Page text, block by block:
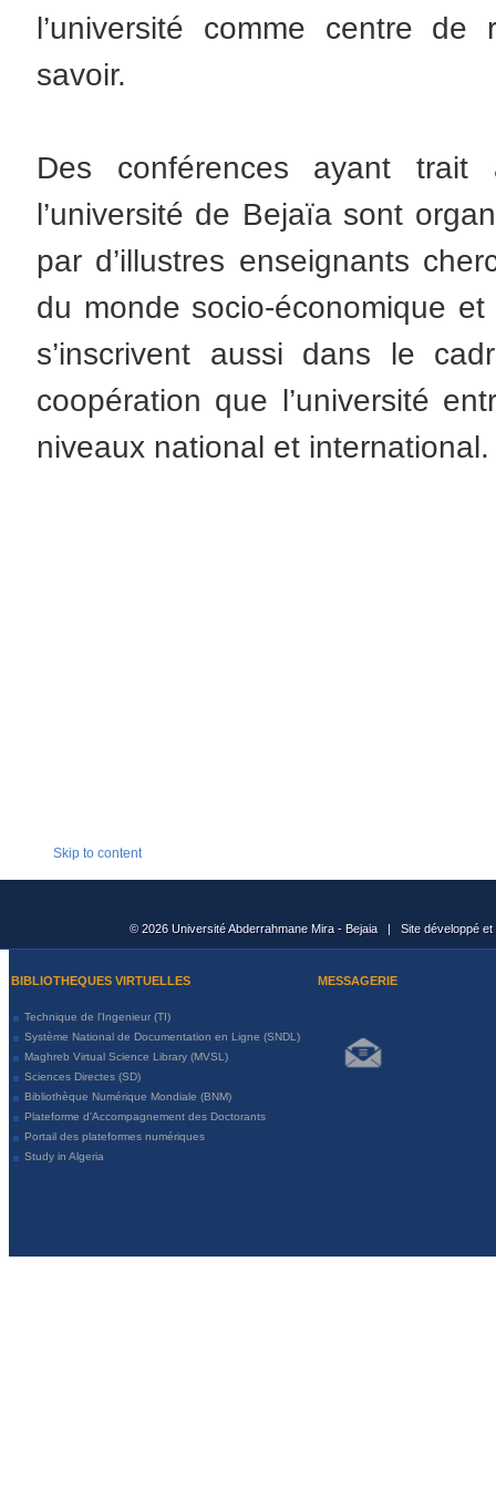
l’université comme centre
savoir.
Des conférences ayant trait
l’université de Bejaïa sont
par d’illustres enseignants
du monde socio-économique
s’inscrivent aussi dans le
coopération que l’université
niveaux national et international.
Skip to content
© 2026 Université Abderrahmane Mira - Bejaia | Site développé
BIBLIOTHEQUES VIRTUELLES MESSAGERIE
Technique de l'Ingenieur (TI)
Système National de Documentation en Ligne (SNDL)
Maghreb Virtual Science Library (MVSL)
Sciences Directes (SD)
Bibliothèque Numérique Mondiale (BNM)
Plateforme d'Accompagnement des Doctorants
Portail des plateformes numériques
Study in Algeria